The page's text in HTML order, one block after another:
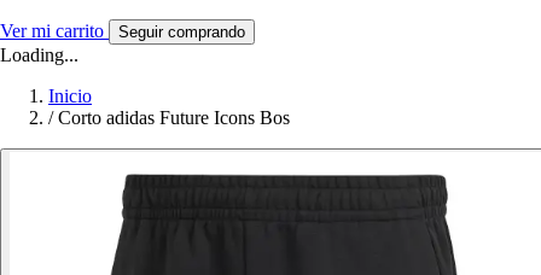
Ver mi carrito Seguir comprando
Loading...
Inicio
/ Corto adidas Future Icons Bos